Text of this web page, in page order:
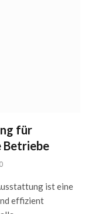
für
Betriebe
0
ist eine
effizient